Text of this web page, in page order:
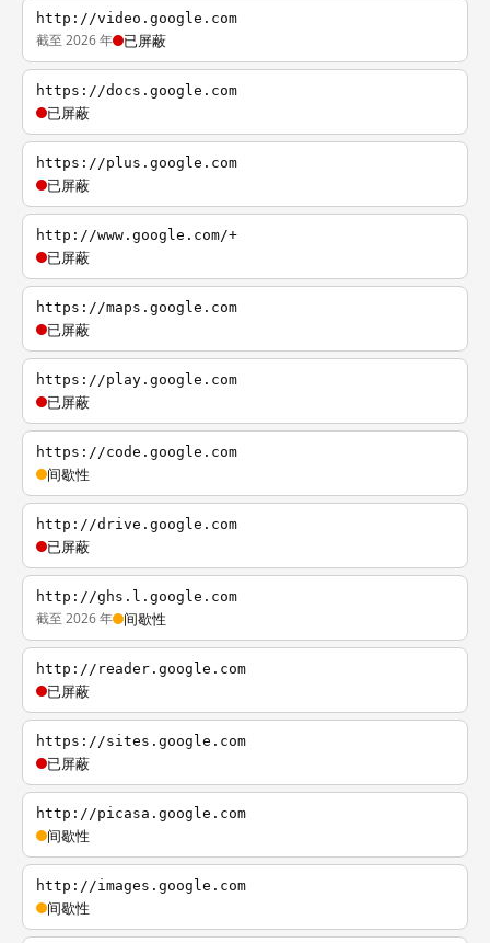
http://video.google.com
截至 2026 年 已屏蔽
https://docs.google.com
已屏蔽
https://plus.google.com
已屏蔽
http://www.google.com/+
已屏蔽
https://maps.google.com
已屏蔽
https://play.google.com
已屏蔽
https://code.google.com
间歇性
http://drive.google.com
已屏蔽
http://ghs.l.google.com
截至 2026 年 间歇性
http://reader.google.com
已屏蔽
https://sites.google.com
已屏蔽
http://picasa.google.com
间歇性
http://images.google.com
间歇性